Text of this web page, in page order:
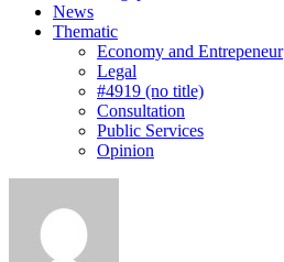
News
Thematic
Economy and Entrepeneur
Legal
#4919 (no title)
Consultation
Public Services
Opinion